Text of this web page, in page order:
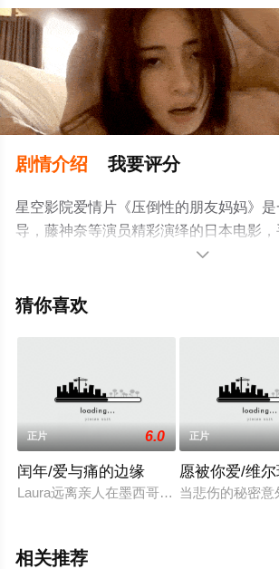
剧情介绍 我要评分
星空影院爱情片《压倒性的朋友妈妈》
导，藤神奈等演员精彩演绎的日本电影
清未删减完整版电影大全就上星空电影网

猜你喜欢
正片 6.0
闰年/爱与痛的边缘
Laura远离亲人在墨西哥城从事记者作业
正片
愿被你爱/维
当悲伤的秘密
相关推荐